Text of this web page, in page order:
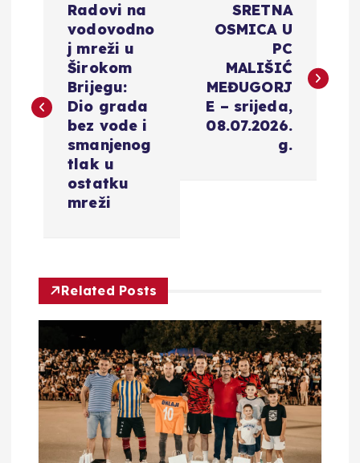
i
a
o
Radovi na
vodovodno
j mreži u
Širokom
Brijegu:
Dio grada
bez vode i
smanjenog
tlak u
ostatku
mreži
SRETNA
OSMICA U
PC
MALIŠIĆ
MEĐUGORJ
E – srijeda,
08.07.2026.
g.
Related Posts